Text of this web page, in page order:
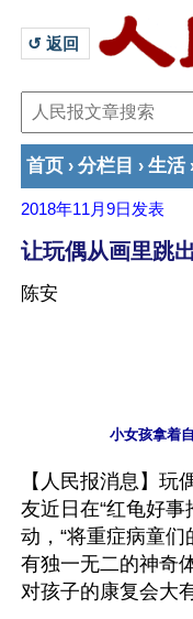
↺ 返回
首页 › 分栏目 › 生活
2018年11月9日 发表
让玩偶从画里跳
陈安
【人民报消息】玩
友近日在“红龟好
动，“将重症病童
有独一无二的神奇
对孩子的康复会大